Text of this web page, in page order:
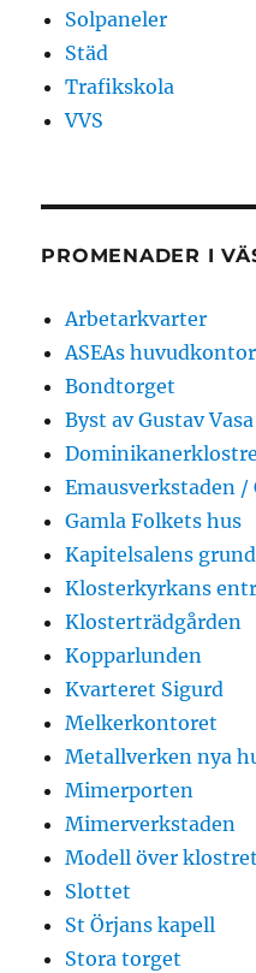
Solpaneler
Städ
Trafikskola
VVS
PROMENADER I
Arbetarkvarter
ASEAs
Bondtorget
Byst av Gustav Vasa
Emausverkstaden /
Gamla Folkets hus
Kapitelsalens
Klosterkyrkans
Klosterträdgården
Kopparlunden
Kvarteret Sigurd
Melkerkontoret
Metallverken nya
Mimerporten
Mimerverkstaden
Modell över klostret
Slottet
St Örjans kapell
Stora torget